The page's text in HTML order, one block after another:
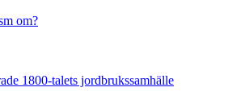
om?
1800-talets jordbrukssamhälle